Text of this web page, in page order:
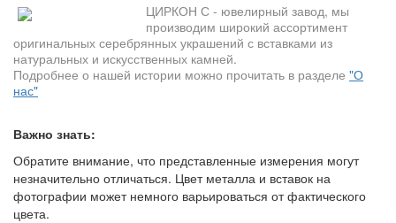
ЦИРКОН С - ювелирный завод, мы
производим широкий ассортимент
оригинальных серебрянных украшений с вставками из
натуральных и искусственных камней.
Подробнее о нашей истории можно прочитать в разделе "О
нас"
Важно знать:
Обратите внимание, что представленные измерения могут
незначительно отличаться. Цвет металла и вставок на
фотографии может немного варьироваться от фактического
цвета.